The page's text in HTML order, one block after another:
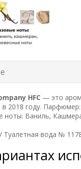
HFC — это
2018 году.
ноты: Ваниль,
вода №